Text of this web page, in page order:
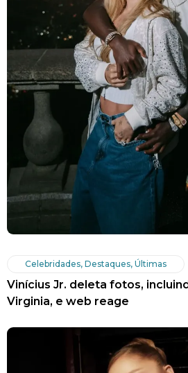
Celebridades, Destaques, Últimas
Vinícius Jr. deleta fotos,
Virginia, e web reage